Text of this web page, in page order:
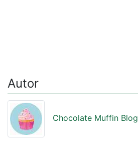
Autor
Chocolate Muffin Blog